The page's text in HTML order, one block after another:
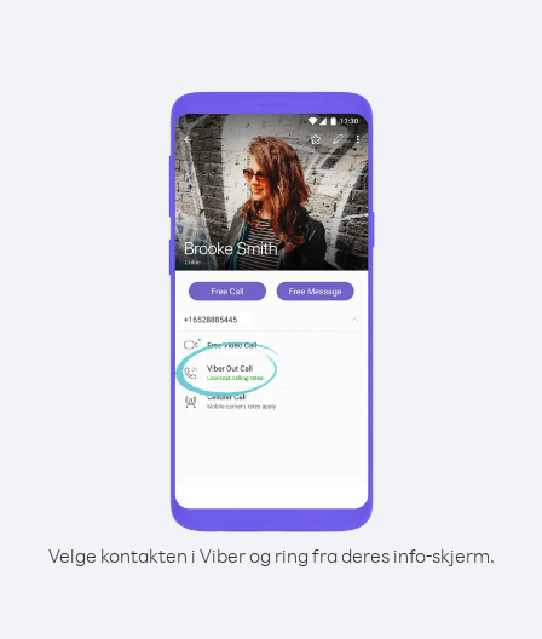
Velge kontakten i Viber og ring fra deres info-skjerm.